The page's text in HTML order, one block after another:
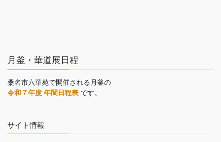
月釜・華道展日程
桑名市六華苑で開催される月釜の
令和７年度 年間日程表 です。
サイト情報